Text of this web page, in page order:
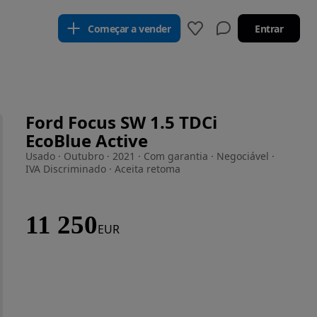
Começar a vender Entrar
Ford Focus SW 1.5 TDCi
EcoBlue Active
Usado · Outubro · 2021 · Com garantia · Negociável ·
IVA Discriminado · Aceita retoma
11 250EUR